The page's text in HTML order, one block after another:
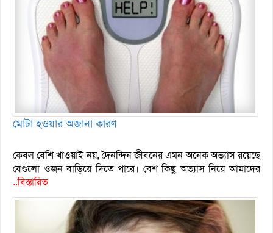
মোটা হওয়ার অজানা কারণ
কেবল বেশি খাওয়াই নয়, দৈনন্দিন জীবনের এমন অনেক অভ্যাস রয়েছে
যেগুলো ওজন বাড়িয়ে দিতে পারে। বেশ কিছু অভ্যাস নিয়ে আমাদের
..বিস্তারিত